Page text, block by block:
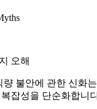
오해
불안에 관한 신화는
잡성을 단순화합니